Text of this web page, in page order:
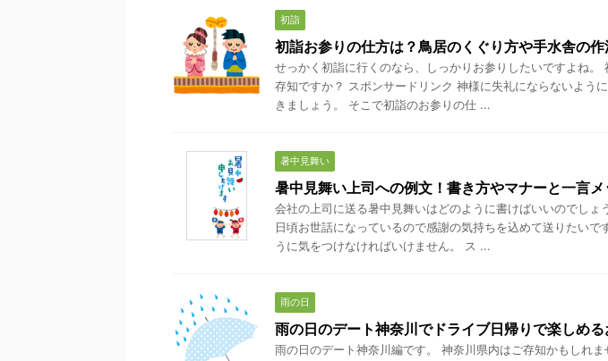
初詣
初詣お参りの仕方は？鳥居のくぐり方や手水舎の
せっかく初詣に行くのなら、しっかりお参りしたいですよね。
存知ですか？ スポンサードリンク 神様に失礼にならないよう
きましょう。 そこで初詣のお参りの仕 ...
暑中見舞い
暑中見舞い上司への例文！書き方やマナーと一言
会社の上司に送る暑中見舞いはどのように書けばいいのでしょ
日頃お世話になっているので感謝の気持ちを込めて送りたいで
うに気をつけなければいけません。 ス ...
雨の日
雨の日のデート神奈川でドライブ日帰りで楽しめる
雨の日のデート神奈川編です。 神奈川県内はご存知かもしれ